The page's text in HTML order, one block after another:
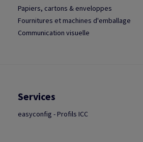
Papiers, cartons & enveloppes
Fournitures et machines d'emballage
Communication visuelle
Services
easyconfig - Profils ICC